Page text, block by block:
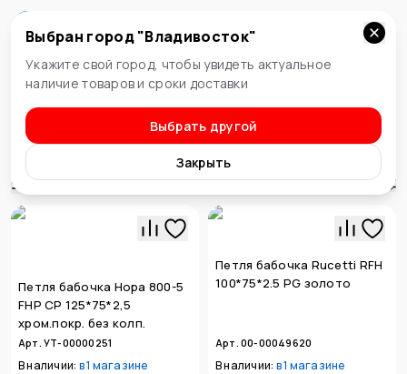
Владивосток
Выбран город "Владивосток"
Укажите свой город, чтобы увидеть актуальное
наличие товаров и сроки доставки
Выбрать другой
Закрыть
Дверная фурнитура
Петли
Сортировка
Петля бабочка Нора 800-5
FHP СP 125*75*2,5
хром.покр. без колп.
Арт. УТ-00000251
В наличии: в1 магазине
Петля бабочка Rucetti RFH
100*75*2.5 PG золото
Арт. 00-00049620
В наличии: в1 магазине